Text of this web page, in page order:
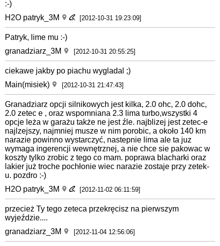
:-)
H2O patryk_3M
[2012-10-31 19:23:09]
Patryk, lime mu :-)
granadziarz_3M
[2012-10-31 20:55:25]
ciekawe jakby po piachu wygladal ;)
Main(misiek)
[2012-10-31 21:47:43]
Granadziarz opcji silnikowych jest kilka, 2.0 ohc, 2.0 dohc,
2.0 zetec e , oraz wspomniana 2.3 lima turbo,wszystki 4
opcje leża w garażu także ne jest źle. najblizej jest zetec-e
najlzejszy, najmniej musze w nim porobic, a około 140 km
narazie powinno wystarczyć, nastepnie lima ale ta juz
wymaga ingerencji wewnętrznej, a nie chce sie pakowac w
koszty tylko zrobic z tego co mam. poprawa blacharki oraz
lakier już troche pochłonie wiec narazie zostaje przy zetek-
u. pozdro :-)
H2O patryk_3M
[2012-11-02 06:11:59]
przecież Ty tego zeteca przekręcisz na pierwszym
wyjeździe....
granadziarz_3M
[2012-11-04 12:56:06]